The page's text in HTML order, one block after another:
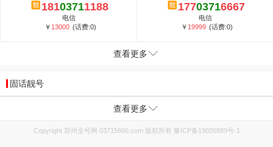
18103711188
电信
￥ 13000 (话费:0)
17703716667
电信
￥ 19999 (话费:0)
查看更多
固话靓号
查看更多
Copyright 郑州全号网 03715666.com 版权所有 豫ICP备19026889号-1